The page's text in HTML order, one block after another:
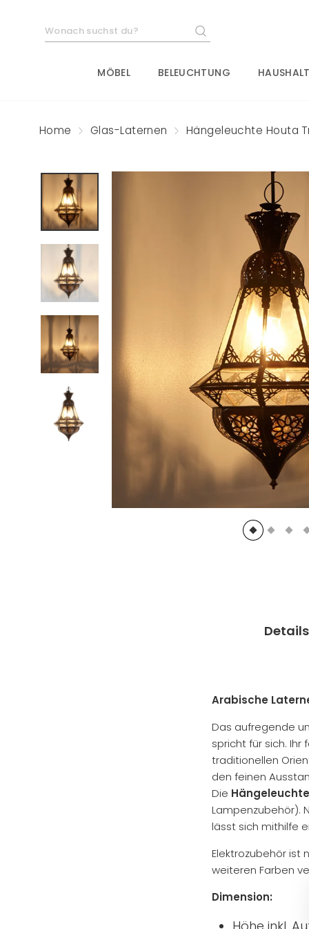
SUCHE
MÖBEL BELEUCHTUNG
Home Glas-Laternen Hängeleuchte Houta
Details
Arabische
Das aufregende
spricht für sich. Ihr
traditionellen
den feinen
Die Hängeleuchte
Lampenzubehör).
lässt sich mithilfe
Elektrozubehör ist
weiteren Farben
Dimension: